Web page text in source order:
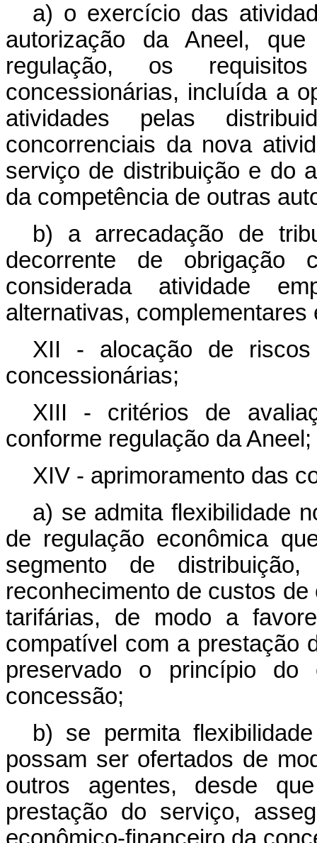
a) o exercício das
autorização da Aneel,
regulação, os
concessionárias, incluída a
atividades pelas
concorrenciais da nova
serviço de distribuição e do
da competência de outras
b) a arrecadação de
decorrente de obrigação
considerada atividade
alternativas, complementares
XII - alocação de
concessionárias;
XIII - critérios de
conforme regulação da Aneel;
XIV - aprimoramento das
a) se admita flexibilidade
de regulação econômica
segmento de
reconhecimento de custos
tarifárias, de modo a
compatível com a prestação
preservado o princípio do
concessão;
b) se permita
possam ser ofertados de
outros agentes, desde
prestação do serviço,